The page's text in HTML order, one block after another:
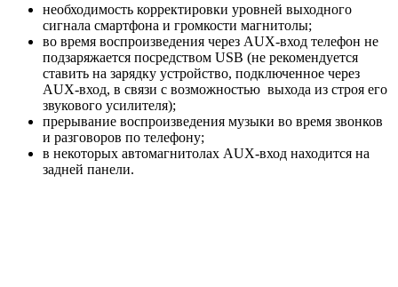
необходимость корректировки уровней выходного
сигнала смартфона и громкости магнитолы;
во время воспроизведения через AUX-вход телефон не
подзаряжается посредством USB (не рекомендуется
ставить на зарядку устройство, подключенное через
AUX-вход, в связи с возможностью выхода из строя его
звукового усилителя);
прерывание воспроизведения музыки во время звонков
и разговоров по телефону;
в некоторых автомагнитолах AUX-вход находится на
задней панели.